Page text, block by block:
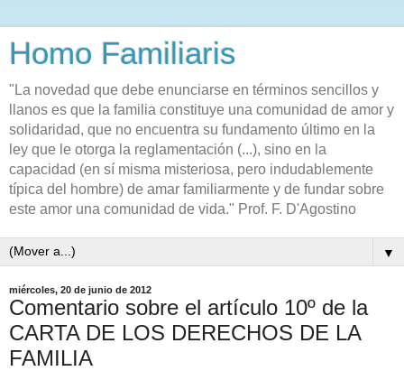
Homo Familiaris
"La novedad que debe enunciarse en términos sencillos y
llanos es que la familia constituye una comunidad de amor y
solidaridad, que no encuentra su fundamento último en la
ley que le otorga la reglamentación (...), sino en la
capacidad (en sí misma misteriosa, pero indudablemente
típica del hombre) de amar familiarmente y de fundar sobre
este amor una comunidad de vida." Prof. F. D'Agostino
▼
miércoles, 20 de junio de 2012
Comentario sobre el artículo 10º de la
CARTA DE LOS DERECHOS DE LA
FAMILIA